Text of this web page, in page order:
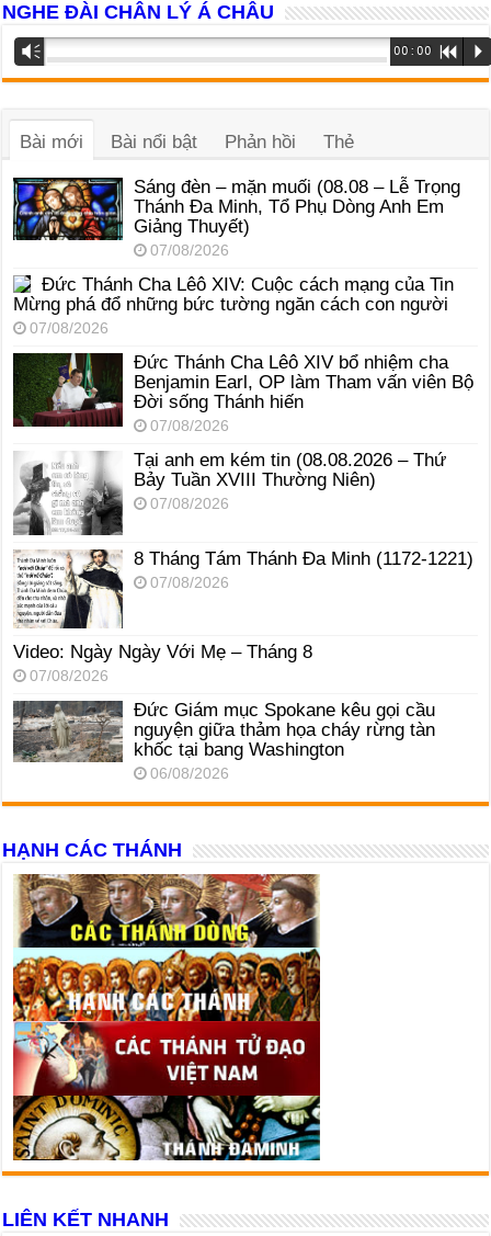
NGHE ĐÀI CHÂN LÝ Á CHÂU
Trình
phát
Vm 00:00 R P
Bài mới Bài nổi bật Phản hồi Thẻ
Sáng đèn – mặn muối (08.08 – Lễ Trọng
Thánh Đa Minh, Tổ Phụ Dòng Anh Em
Giảng Thuyết)
07/08/2026
Đức Thánh Cha Lêô XIV: Cuộc cách mạng của Tin
Mừng phá đổ những bức tường ngăn cách con người
07/08/2026
Đức Thánh Cha Lêô XIV bổ nhiệm cha
Benjamin Earl, OP làm Tham vấn viên Bộ
Đời sống Thánh hiến
07/08/2026
Tại anh em kém tin (08.08.2026 – Thứ
Bảy Tuần XVIII Thường Niên)
07/08/2026
8 Tháng Tám Thánh Ða Minh (1172-1221)
07/08/2026
Video: Ngày Ngày Với Mẹ – Tháng 8
07/08/2026
Đức Giám mục Spokane kêu gọi cầu
nguyện giữa thảm họa cháy rừng tàn
khốc tại bang Washington
06/08/2026
HẠNH CÁC THÁNH
LIÊN KẾT NHANH